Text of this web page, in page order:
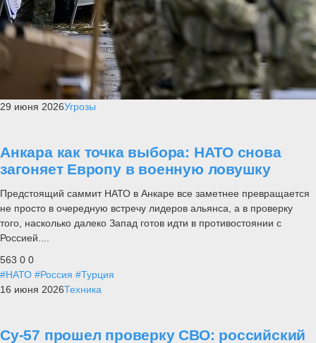
29 июня 2026Угрозы
Анкара как точка выбора: НАТО снова
загоняет Европу в военную ловушку
Предстоящий саммит НАТО в Анкаре все заметнее превращается
не просто в очередную встречу лидеров альянса, а в проверку
того, насколько далеко Запад готов идти в противостоянии с
Россией....
563 0 0
#НАТО #Россия #Турция
16 июня 2026Техника
Су-57 прошел проверку СВО: российский